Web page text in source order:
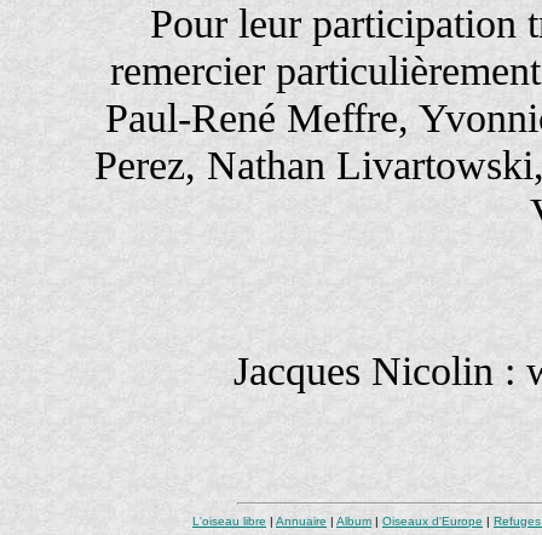
Pour leur participation
remercier
Paul-René Meffre,
Perez, Nathan
Jacques Nicolin :
L'oiseau libre | Annuaire | Album | Oiseaux d'Europe |